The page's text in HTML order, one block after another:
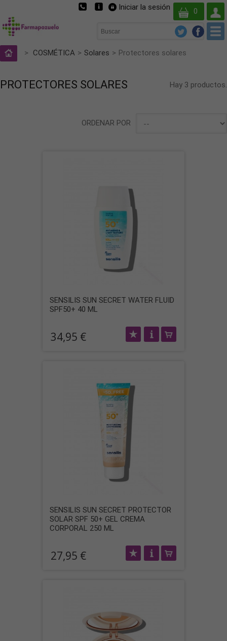
0
Su
Iniciar la sesión
> COSMÉTICA > Solares > Protectores solares
PROTECTORES SOLARES Hay 3 productos.
ORDENAR POR
SENSILIS SUN SECRET WATER FLUID
SPF50+ 40 ML
34,95 €
SENSILIS SUN SECRET PROTECTOR
SOLAR SPF 50+ GEL CREMA
CORPORAL 250 ML
27,95 €